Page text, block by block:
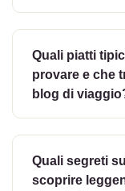
Quali piatti
provare e che
blog di
Quali segreti
scoprire